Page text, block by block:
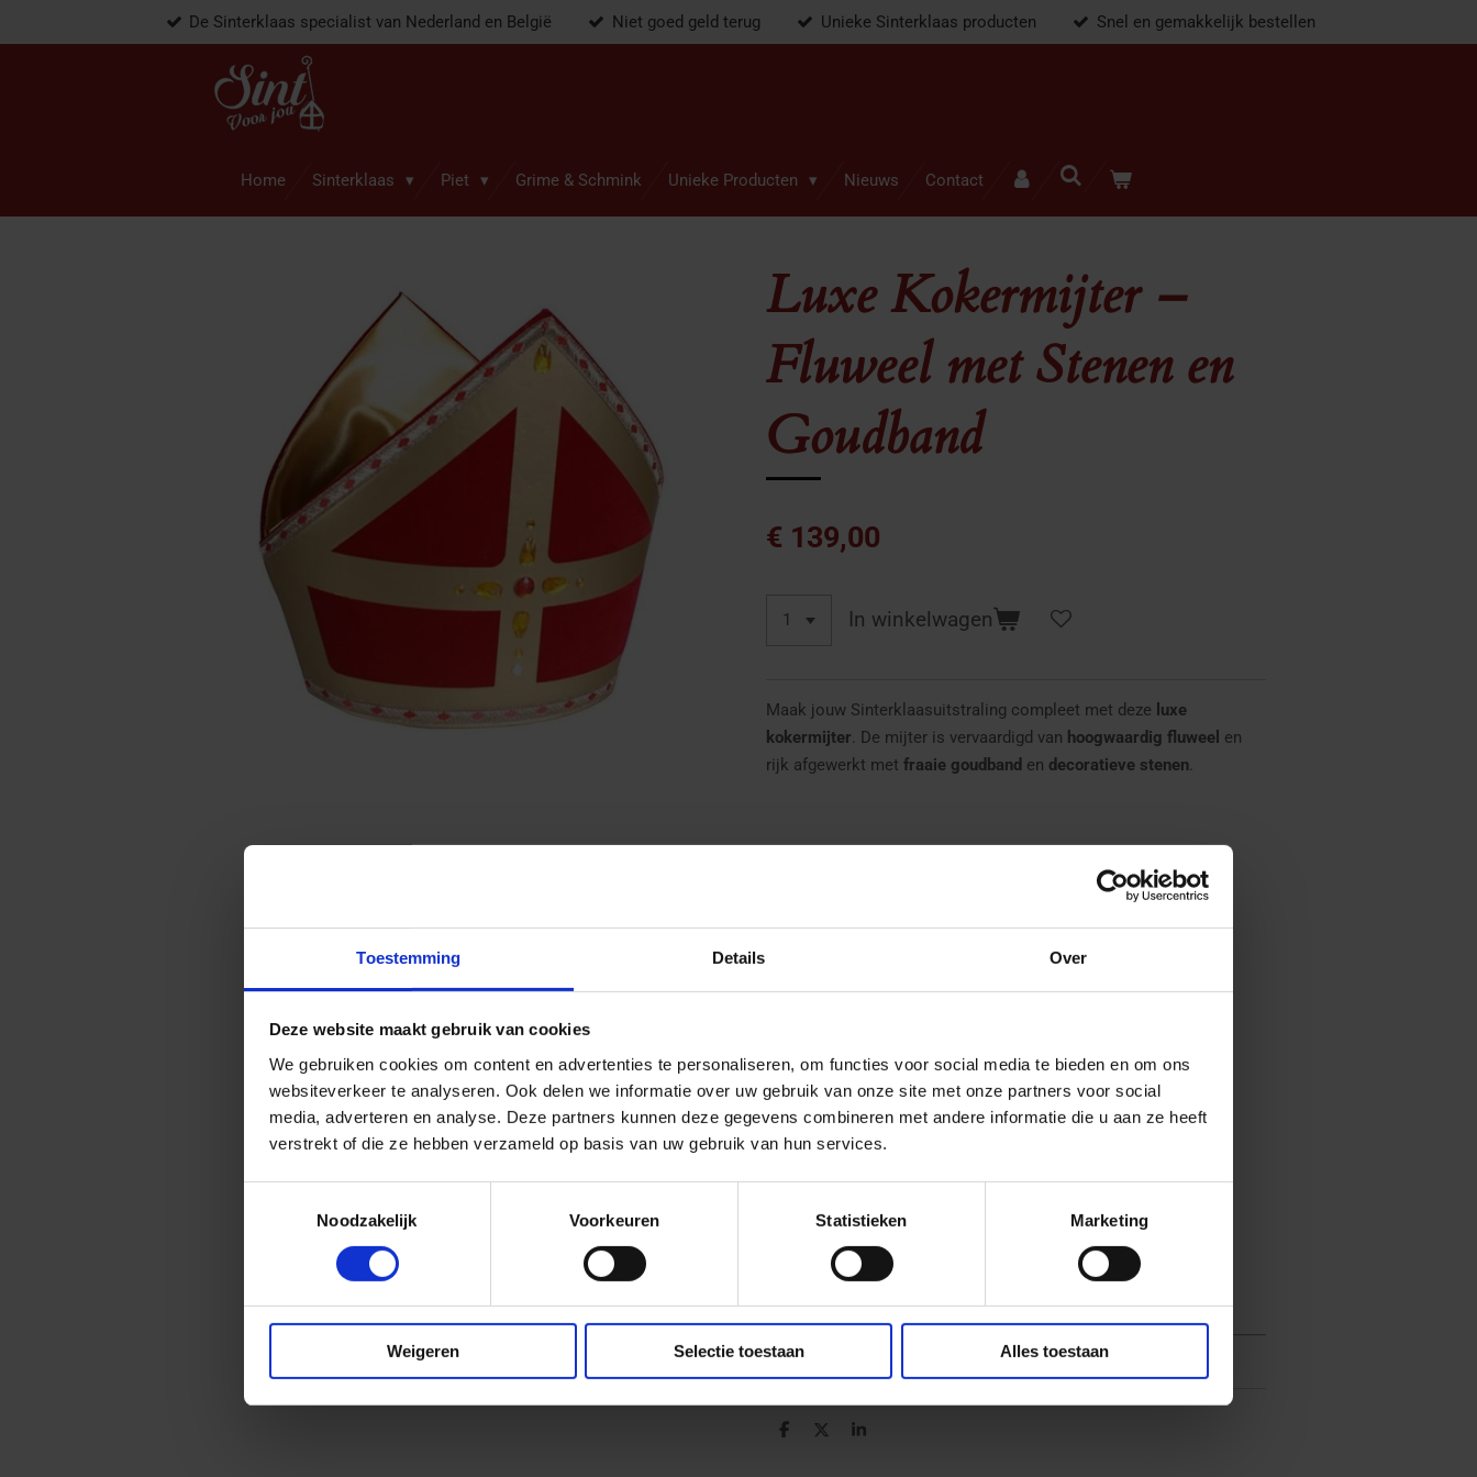
Toestemming Details Over
Deze website maakt gebruik van cookies
We gebruiken cookies om content en advertenties te personaliseren, om functies voor social media te bieden en om ons
websiteverkeer te analyseren. Ook delen we informatie over uw gebruik van onze site met onze partners voor social
media, adverteren en analyse. Deze partners kunnen deze gegevens combineren met andere informatie die u aan ze heeft
verstrekt of die ze hebben verzameld op basis van uw gebruik van hun services.
Noodzakelijk
Voorkeuren Statistieken Marketing
Weigeren Selectie toestaan Alles toestaan
De Sinterklaas specialist van Nederland en België Niet goed geld terug Unieke Sinterklaas producten Snel en gemakkelijk bestellen
Home Sinterklaas Piet Grime & Schmink Unieke Producten Nieuws Contact
Luxe Kokermijter –
Fluweel met Stenen en
Goudband
€ 139,00
In winkelwagen
Maak jouw Sinterklaasuitstraling compleet met deze luxe
kokermijter. De mijter is vervaardigd van hoogwaardig fluweel en
rijk afgewerkt met fraaie goudband en decoratieve stenen.
perfect aan bij een professioneel Sinterklaaskostuum.
✔ Klassiek kokermodel
✔ Perfect voor professioneel gebruik
✔ Onmisbaar bij een compleet Sinterklaaskostuum
Een hoogwaardige mijter die direct de herkenbare en waardige
uitstraling van de Sint geeft.
D
D
S